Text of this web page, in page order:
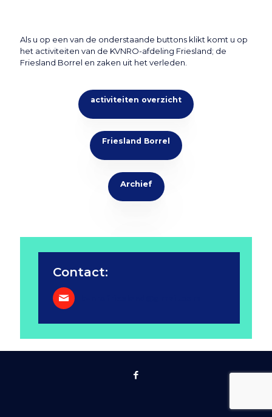
Als u op een van de onderstaande buttons klikt komt u op
het activiteiten van de KVNRO-afdeling Friesland; de
Friesland Borrel en zaken uit het verleden.
activiteiten overzicht
Friesland Borrel
Archief
Contact: